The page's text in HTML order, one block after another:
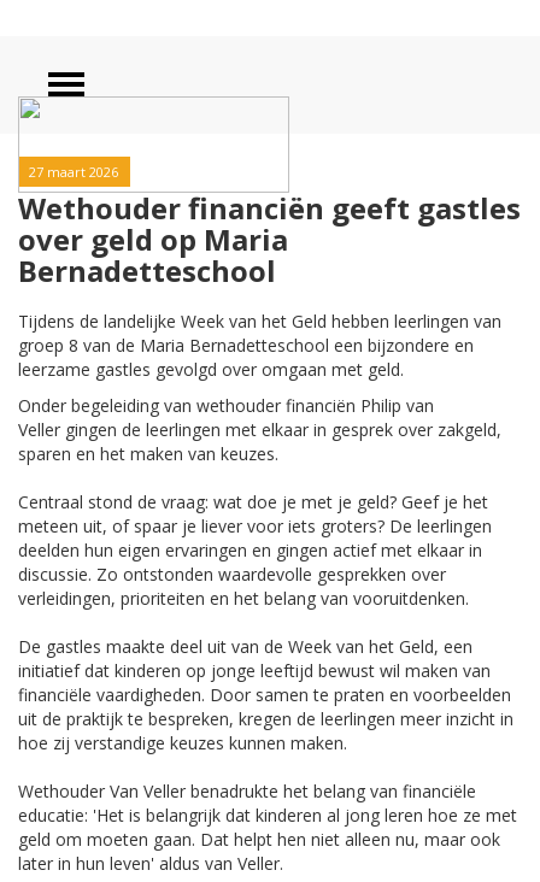
27 maart 2026
Wethouder financiën geeft gastles
over geld op Maria
Bernadetteschool
Tijdens de landelijke Week van het Geld hebben leerlingen van
groep 8 van de Maria Bernadetteschool een bijzondere en
leerzame gastles gevolgd over omgaan met geld.
Onder begeleiding van wethouder financiën Philip van
Veller gingen de leerlingen met elkaar in gesprek over zakgeld,
sparen en het maken van keuzes.
Centraal stond de vraag: wat doe je met je geld? Geef je het
meteen uit, of spaar je liever voor iets groters? De leerlingen
deelden hun eigen ervaringen en gingen actief met elkaar in
discussie. Zo ontstonden waardevolle gesprekken over
verleidingen, prioriteiten en het belang van vooruitdenken.
De gastles maakte deel uit van de Week van het Geld, een
initiatief dat kinderen op jonge leeftijd bewust wil maken van
financiële vaardigheden. Door samen te praten en voorbeelden
uit de praktijk te bespreken, kregen de leerlingen meer inzicht in
hoe zij verstandige keuzes kunnen maken.
Wethouder Van Veller benadrukte het belang van financiële
educatie: 'Het is belangrijk dat kinderen al jong leren hoe ze met
geld om moeten gaan. Dat helpt hen niet alleen nu, maar ook
later in hun leven' aldus van Veller.